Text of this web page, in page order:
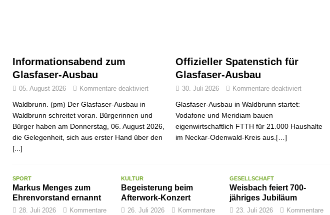
Informationsabend zum
Glasfaser-Ausbau
05. August 2026 Kommentare deaktiviert
Waldbrunn. (pm) Der Glasfaser-Ausbau in
Waldbrunn schreitet voran. Bürgerinnen und
Bürger haben am Donnerstag, 06. August 2026,
die Gelegenheit, sich aus erster Hand über den
[...]
Offizieller Spatenstich für
Glasfaser-Ausbau
30. Juli 2026 Kommentare deaktiviert
Glasfaser-Ausbau in Waldbrunn startet:
Vodafone und Meridiam bauen
eigenwirtschaftlich FTTH für 21.000 Haushalte
im Neckar-Odenwald-Kreis aus.[…]
SPORT
Markus Menges zum
Ehrenvorstand ernannt
28. Juli 2026
Kommentare
KULTUR
Begeisterung beim
Afterwork-Konzert
26. Juli 2026
Kommentare
GESELLSCHAFT
Weisbach feiert 700-
jähriges Jubiläum
23. Juli 2026
Kommentare